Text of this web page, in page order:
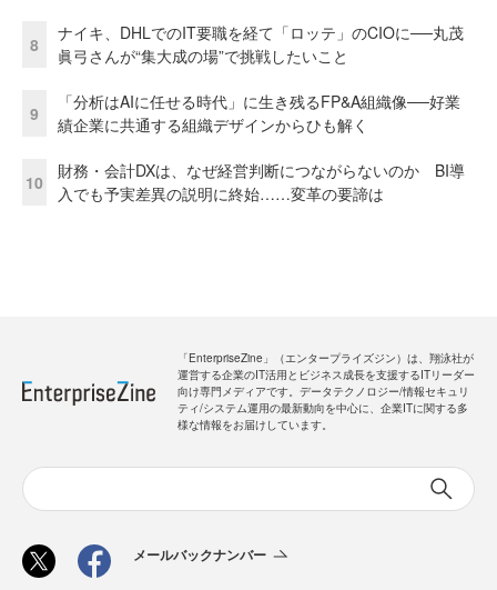
8
ナイキ、DHLでのIT要職を経て「ロッテ」のCIOに──丸茂
眞弓さんが“集大成の場”で挑戦したいこと
9
「分析はAIに任せる時代」に生き残るFP&A組織像──好業
績企業に共通する組織デザインからひも解く
10
財務・会計DXは、なぜ経営判断につながらないのか BI導
入でも予実差異の説明に終始……変革の要諦は
「EnterpriseZine」（エンタープライズジン）は、翔泳社が
運営する企業のIT活用とビジネス成長を支援するITリーダー
向け専門メディアです。データテクノロジー/情報セキュリ
ティ/システム運用の最新動向を中心に、企業ITに関する多
様な情報をお届けしています。
メールバックナンバー